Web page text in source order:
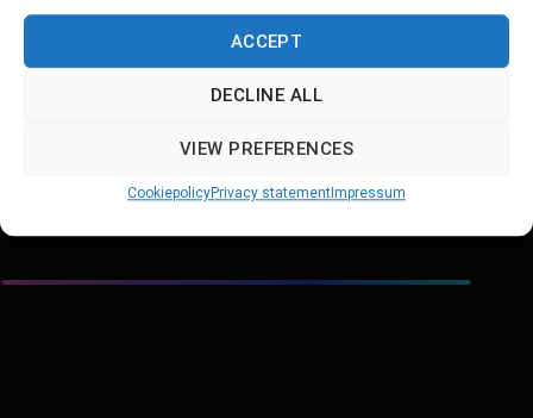
ACCEPT
DECLINE ALL
VIEW PREFERENCES
CookiepolicyPrivacy statement Impressum
& Bok, Harold. (2015). Curriculum development for the
workplace using Entrustable Professional Activities (EPAs):
AMEE Guide No. 99. Medical Teacher. 37. 1-20.